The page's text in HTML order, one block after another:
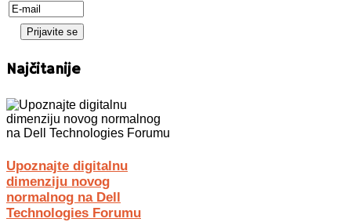
Najčitanije
Upoznajte digitalnu
dimenziju novog
normalnog na Dell
Technologies Forumu